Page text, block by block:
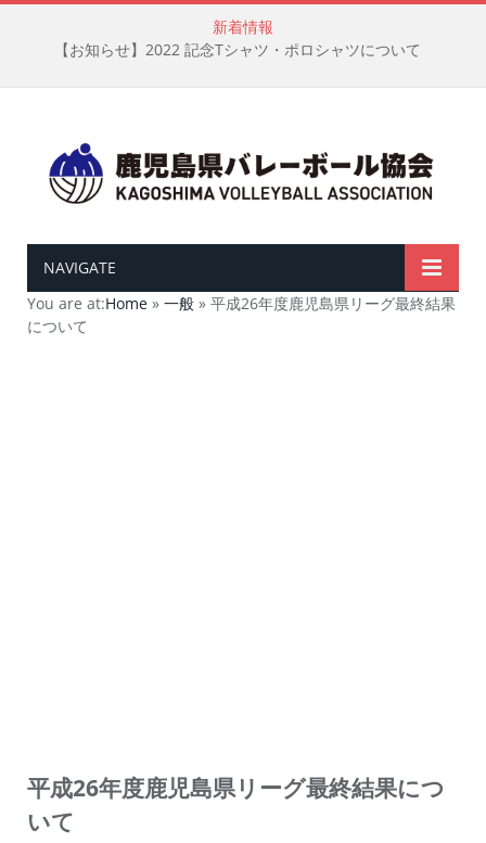
新着情報
【お知らせ】2022 記念Tシャツ・ポロシャツについて
NAVIGATE
You are at:Home » 一般 » 平成26年度鹿児島県リーグ最終結果
について
平成26年度鹿児島県リーグ最終結果につ
いて